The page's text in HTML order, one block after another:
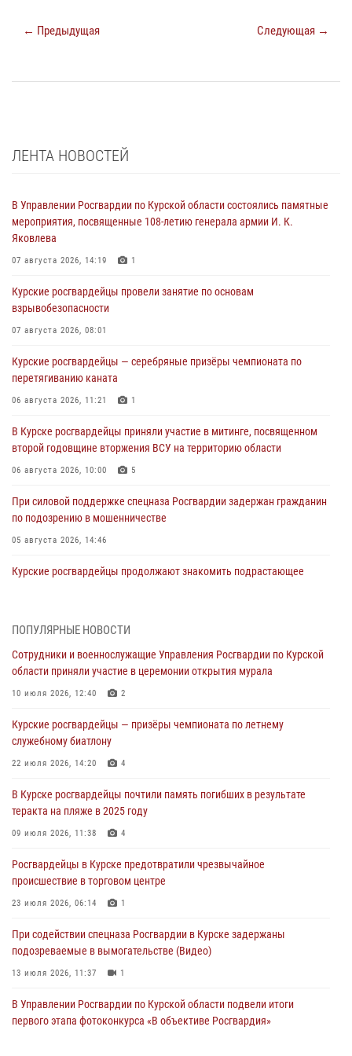
← Предыдущая Следующая →
ЛЕНТА НОВОСТЕЙ
В Управлении Росгвардии по Курской области состоялись памятные
мероприятия, посвященные 108-летию генерала армии И. К.
Яковлева
07 августа 2026, 14:19 1
Курские росгвардейцы провели занятие по основам
взрывобезопасности
07 августа 2026, 08:01
Курские росгвардейцы — серебряные призёры чемпионата по
перетягиванию каната
06 августа 2026, 11:21 1
В Курске росгвардейцы приняли участие в митинге, посвященном
второй годовщине вторжения ВСУ на территорию области
06 августа 2026, 10:00 5
При силовой поддержке спецназа Росгвардии задержан гражданин
по подозрению в мошенничестве
05 августа 2026, 14:46
Курские росгвардейцы продолжают знакомить подрастающее
оздоровительных лагерях
05 августа 2026, 09:51
сбыта крупной партии наркотиков
04 августа 2026, 12:52
85 владельцев оружия
04 августа 2026, 07:00
297 выездов по сигналу «тревога»
03 августа 2026, 09:46
ПОПУЛЯРНЫЕ НОВОСТИ
Сотрудники и военнослужащие Управления Росгвардии по Курской
области приняли участие в церемонии открытия мурала
10 июля 2026, 12:40 2
Курские росгвардейцы — призёры чемпионата по летнему
служебному биатлону
22 июля 2026, 14:20 4
В Курске росгвардейцы почтили память погибших в результате
теракта на пляже в 2025 году
09 июля 2026, 11:38 4
Росгвардейцы в Курске предотвратили чрезвычайное
происшествие в торговом центре
23 июля 2026, 06:14 1
При содействии спецназа Росгвардии в Курске задержаны
подозреваемые в вымогательстве (Видео)
13 июля 2026, 11:37 1
В Управлении Росгвардии по Курской области подвели итоги
первого этапа фотоконкурса «В объективе Росгвардия»